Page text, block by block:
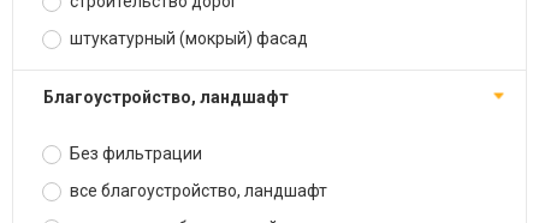
штукатурный (мокрый) фасад
благоустройство, ландшафт
Без фильтрации
все благоустройство, ландшафт